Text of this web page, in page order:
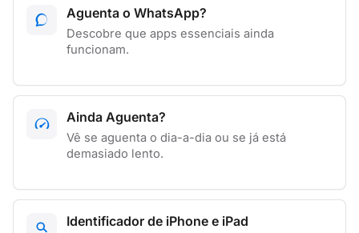
Aguenta o WhatsApp?
Descobre que apps essenciais ainda
funcionam.
Ainda Aguenta?
Vê se aguenta o dia-a-dia ou se já está
demasiado lento.
Identificador de iPhone e iPad